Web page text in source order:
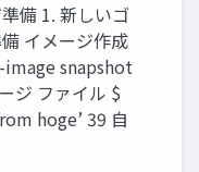
備 1. 新しいゴ
イメージ作成
image snapshot
ジ ファイル $
hoge’ 39 自